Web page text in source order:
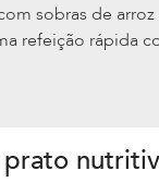
sobras de
refeição rápida